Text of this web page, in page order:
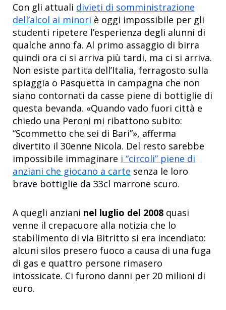
Con gli attuali divieti di somministrazione
dell’alcol ai minori è oggi impossibile per gli
studenti ripetere l’esperienza degli alunni di
qualche anno fa. Al primo assaggio di birra
quindi ora ci si arriva più tardi, ma ci si arriva.
Non esiste partita dell’Italia, ferragosto sulla
spiaggia o Pasquetta in campagna che non
siano contornati da casse piene di bottiglie di
questa bevanda. «Quando vado fuori città e
chiedo una Peroni mi ribattono subito:
“Scommetto che sei di Bari”», afferma
divertito il 30enne Nicola. Del resto sarebbe
impossibile immaginare i “circoli” piene di
anziani che giocano a carte senza le loro
brave bottiglie da 33cl marrone scuro.
A quegli anziani nel luglio del 2008 quasi
venne il crepacuore alla notizia che lo
stabilimento di via Bitritto si era incendiato:
alcuni silos presero fuoco a causa di una fuga
di gas e quattro persone rimasero
intossicate. Ci furono danni per 20 milioni di
euro.